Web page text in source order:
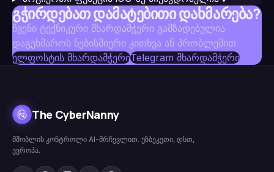
გჭირდებათ დამატებითი დახმარება?
ჩვენი ტექნიკური მხარდამჭერი გამზადებულია
დაგეხმაროს ნებისმიერი კითხვა ან პრობლემით
ელფოსტის მხარდამჭერიTelegram მხარდამჭერი
The CyberNanny
მშობლის კონტროლი AI-მრჩევლით. უზბეკეთი, დსთ,
ევროპა.